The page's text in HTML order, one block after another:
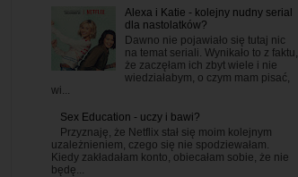
Alexa i Katie - kolejny nudny serial
dla nastolatków?
Dawno nie pojawiało się tutaj nic
na temat seriali. Wynikało to z faktu,
że zaczęłam ich zbyt wiele i nie
wiedziałabym, o czym mam pisać,
wi...
Sex Education - uczy i bawi?
Przyznaję, że Netflix stał się moim kolejnym
uzależnieniem, czego się nie spodziewałam.
Kiedy zakładałam konto, obiecałam sobie, że nie
będę...